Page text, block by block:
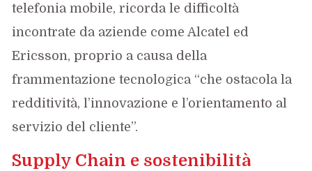
telefonia mobile, ricorda le difficoltà
incontrate da aziende come Alcatel ed
Ericsson, proprio a causa della
frammentazione tecnologica “che ostacola la
redditività, l’innovazione e l’orientamento al
servizio del cliente”.
Supply Chain e sostenibilità